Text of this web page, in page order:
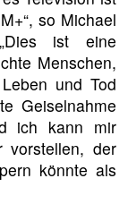
so Michael
ist eine
Menschen,
und Tod
Geiselnahme
ich kann mir
vorstellen, der
könnte als